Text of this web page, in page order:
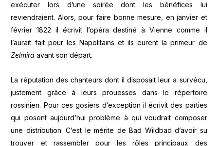
exécuter lors d’une soirée dont les bénéfices lui
reviendraient. Alors, pour faire bonne mesure, en janvier et
février 1822 il écrivit l’opéra destiné à Vienne comme il
l’aurait fait pour les Napolitains et ils eurent la primeur de
Zelmiraavant son départ.
La réputation des chanteurs dont il disposait leur a survécu,
justement grâce à leurs prouesses dans le répertoire
rossinien. Pour ces gosiers d’exception il écrivit des parties
qui posent aujourd’hui problème à qui voudrait composer
une distribution. C’est le mérite de Bad Wildbad d’avoir su
trouver et rassembler pour les rôles principaux des